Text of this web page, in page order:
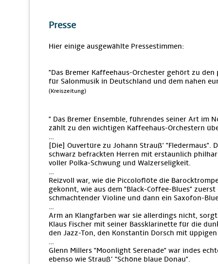
Presse
Hier einige ausgewählte Pressestimmen:
"Das Bremer Kaffeehaus-Orchester gehört zu
für Salonmusik in Deutschland und dem nahen
(Kreiszeitung)
" Das Bremer Ensemble, führendes seiner Art im
zählt zu den wichtigen Kaffeehaus-Orchestern
…
[Die] Ouvertüre zu Johann Strauß' "Fledermaus".
schwarz befrackten Herren mit erstaunlich
voller Polka-Schwung und Walzerseligkeit.
…
Reizvoll war, wie die Piccoloflöte die
gekonnt, wie aus dem "Black-Coffee-Blues"
schmachtender Violine und dann ein Saxofon-
…
Arm an Klangfarben war sie allerdings nicht,
Klaus Fischer mit seiner Bassklarinette für die
den Jazz-Ton, den Konstantin Dorsch mit
…
Glenn Millers "Moonlight Serenade" war indes
ebenso wie Strauß’ "Schöne blaue Donau".